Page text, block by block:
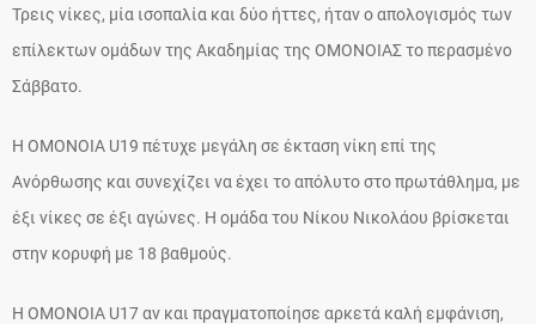
Τρεις νίκες, μία ισοπαλία και δύο ήττες, ήταν ο απολογισμός των
επίλεκτων ομάδων της Ακαδημίας της ΟΜΟΝΟΙΑΣ το περασμένο
Σάββατο.
Η ΟΜΟΝΟΙΑ U19 πέτυχε μεγάλη σε έκταση νίκη επί της
Ανόρθωσης και συνεχίζει να έχει το απόλυτο στο πρωτάθλημα, με
έξι νίκες σε έξι αγώνες. Η ομάδα του Νίκου Νικολάου βρίσκεται
στην κορυφή με 18 βαθμούς.
Η ΟΜΟΝΟΙΑ U17 αν και πραγματοποίησε αρκετά καλή εμφάνιση,